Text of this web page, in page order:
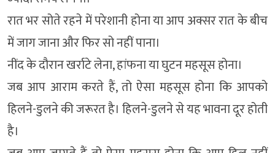
रात भर सोते रहने में परेशानी होना या आप अक्सर रात के बीच
में जाग जाना और फिर सो नहीं पाना।
नींद के दौरान खर्राटे लेना, हांफना या घुटन महसूस होना।
जब आप आराम करते हैं, तो ऐसा महसूस होना कि आपको
हिलने-डुलने की जरूरत है। हिलने-डुलने से यह भावना दूर होती
है।